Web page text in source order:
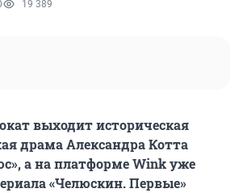
19 389
выходит историческая
драма Александра Котта
а на платформе Wink уже
«Челюскин. Первые»